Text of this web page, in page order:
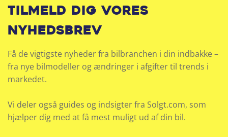
Tilmeld dig vores
nyhedsbrev
Få de vigtigste nyheder fra bilbranchen i din indbakke –
fra nye bilmodeller og ændringer i afgifter til trends i
markedet.
Vi deler også guides og indsigter fra Solgt.com, som
hjælper dig med at få mest muligt ud af din bil.